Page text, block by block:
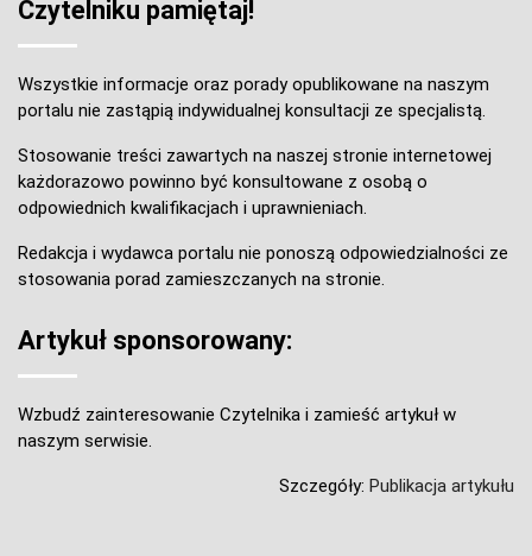
Czytelniku pamiętaj!
Wszystkie informacje oraz porady opublikowane na naszym
portalu nie zastąpią indywidualnej konsultacji ze specjalistą.
Stosowanie treści zawartych na naszej stronie internetowej
każdorazowo powinno być konsultowane z osobą o
odpowiednich kwalifikacjach i uprawnieniach.
Redakcja i wydawca portalu nie ponoszą odpowiedzialności ze
stosowania porad zamieszczanych na stronie.
Artykuł sponsorowany:
Wzbudź zainteresowanie Czytelnika i zamieść artykuł w
naszym serwisie.
Szczegóły: Publikacja artykułu